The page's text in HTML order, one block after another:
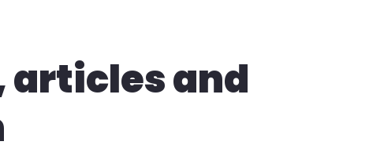
articles and